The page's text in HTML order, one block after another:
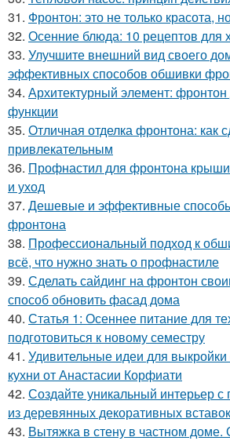
31. Фронтон: это не только красота,
32. Осенние блюда: 10 рецептов для
33. Улучшите внешний вид своего
эффективных способов обшивки
34. Архитектурный элемент:
функции
35. Отличная отделка фронтона: как
привлекательным
36. Профнастил для фронтона
и уход
37. Дешевые и эффективные
фронтона
38. Профессиональный подход к
всё, что нужно знать о профнастиле
39. Сделать сайдинг на фронтон
способ обновить фасад дома
40. Статья 1: Осеннее питание для
подготовиться к новому семестру
41. Удивительные идеи для
кухни от Анастасии Корфиати
42. Создайте уникальный интерьер
из деревянных декоративных вставок
43. Вытяжка в стену в частном